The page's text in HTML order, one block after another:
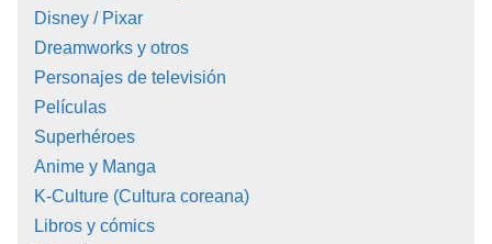
Disney / Pixar
Dreamworks y otros
Personajes de televisión
Películas
Superhéroes
Anime y Manga
K-Culture (Cultura coreana)
Libros y cómics